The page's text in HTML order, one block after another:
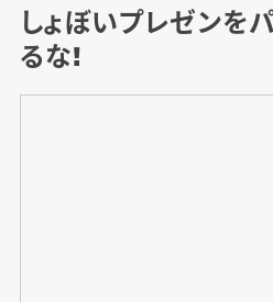
しょぼいプレゼンを
るな!